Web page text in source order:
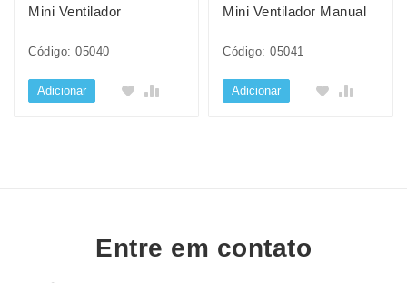
Mini Ventilador
Código: 05040
Adicionar
Mini Ventilador Manual
Código: 05041
Adicionar
Entre em contato